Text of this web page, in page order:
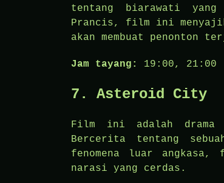
tentang biarawati
Prancis, film ini
akan membuat penonton
Jam tayang: 19:00, 21:00
7. Asteroid City
Film ini adalah drama
Bercerita tentang
fenomena luar
narasi yang cerdas.